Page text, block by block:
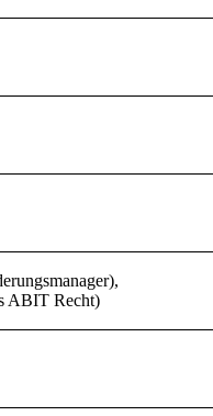
ABIT Recht)